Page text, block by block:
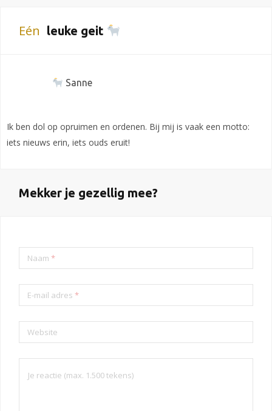
Eén leuke geit
Sanne
Ik ben dol op opruimen en ordenen. Bij mij is vaak een motto:
iets nieuws erin, iets ouds eruit!
Mekker je gezellig mee?
Naam *
E-mail adres *
Website